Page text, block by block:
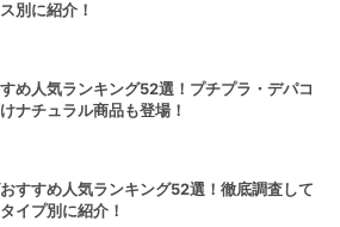
別に紹介！
め人気ランキング52選！プチプラ・デパコ
ナチュラル商品も登場！
すすめ人気ランキング52選！徹底調査して
イプ別に紹介！